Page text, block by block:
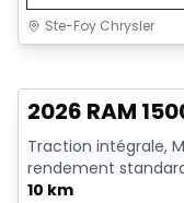
Ste-Foy Chrysler
2026 RAM
Traction intégrale,
rendement
10 km